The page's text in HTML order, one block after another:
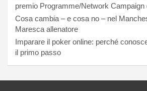
premio Programme/Network Campaign
Cosa cambia – e cosa no – nel
Maresca allenatore
Imparare il poker online: perché
il primo passo